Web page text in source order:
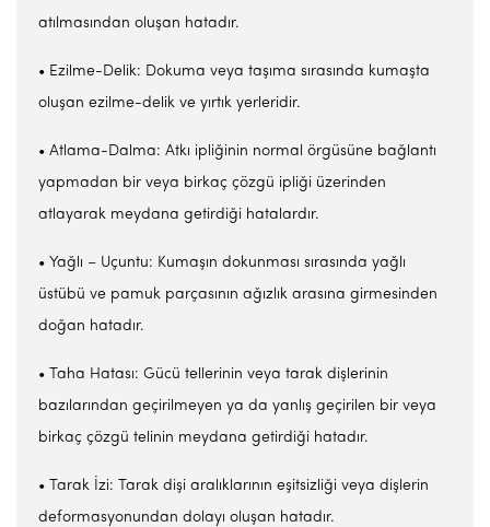
atılmasından oluşan hatadır.
• Ezilme-Delik: Dokuma veya taşıma sırasında kumaşta
oluşan ezilme-delik ve yırtık yerleridir.
• Atlama-Dalma: Atkı ipliğinin normal örgüsüne bağlantı
yapmadan bir veya birkaç çözgü ipliği üzerinden
atlayarak meydana getirdiği hatalardır.
• Yağlı – Uçuntu: Kumaşın dokunması sırasında yağlı
üstübü ve pamuk parçasının ağızlık arasına girmesinden
doğan hatadır.
• Taha Hatası: Gücü tellerinin veya tarak dişlerinin
bazılarından geçirilmeyen ya da yanlış geçirilen bir veya
birkaç çözgü telinin meydana getirdiği hatadır.
• Tarak İzi: Tarak dişi aralıklarının eşitsizliği veya dişlerin
deformasyonundan dolayı oluşan hatadır.